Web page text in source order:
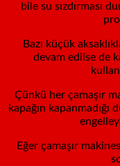
bile su sızdırması
Bazı küçük
devam edilse de
Çünkü her çamaşır
kapağın
Eğer çamaşır